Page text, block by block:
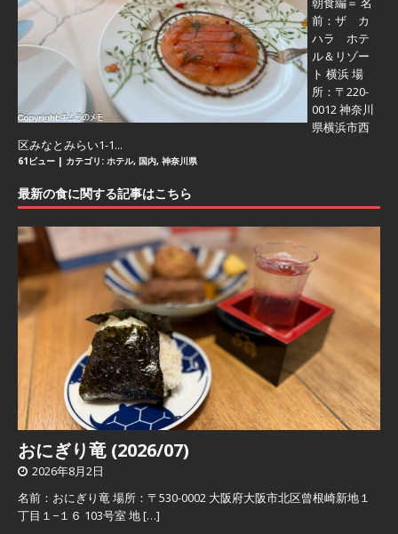
前：ザ カ
ハラ ホテ
ル＆リゾー
ト 横浜 場
所：〒220-
0012 神奈川
県横浜市西
区みなとみらい1-1...
61ビュー | カテゴリ: ホテル, 国内, 神奈川県
最新の食に関する記事はこちら
おにぎり竜 (2026/07)
2026年8月2日
名前：おにぎり竜 場所：〒530-0002 大阪府大阪市北区曾根崎新地１
丁目１−１６ 103号室 地[…]